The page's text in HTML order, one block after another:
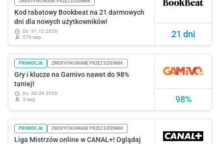
21 dni
ZWERYFIKOWANE PRZEZ DZIENNIK
Kod rabatowy Bookbeat na 21 darmowych
dni dla nowych użytkowników!
do 31.12.2026
579 razy
98%
PROMOCJA ZWERYFIKOWANE PRZEZ DZIENNIK
Gry i klucze na Gamivo nawet do 98%
taniej!
do 30.09.2026
3 razy
PROMOCJA ZWERYFIKOWANE PRZEZ DZIENNIK
Liga Mistrzów online w CANAL+! Oglądaj